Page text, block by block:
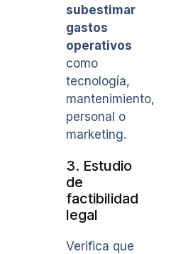
subestimar
gastos
operativos
como
tecnología,
mantenimiento,
personal o
marketing.
3. Estudio
de
factibilidad
legal
Verifica que